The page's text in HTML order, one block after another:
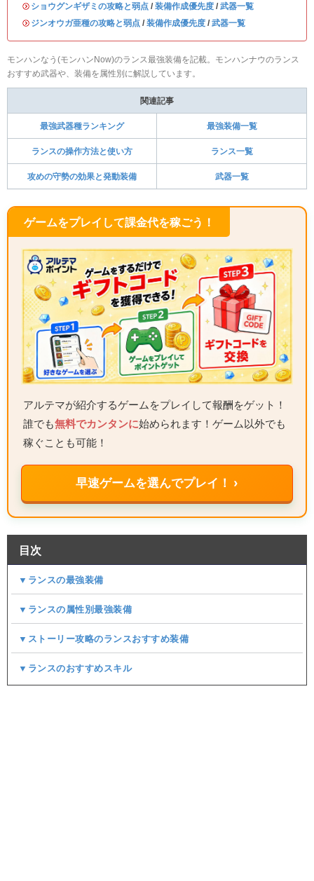
・ ショウグンギザミの攻略と弱点 / 装備作成優先度 / 武器一覧
・ ジンオウガ亜種の攻略と弱点 / 装備作成優先度 / 武器一覧
モンハンなう(モンハンNow)のランス最強装備を記載。モンハンナウのランス
おすすめ武器や、装備を属性別に解説しています。
関連記事
最強武器種ランキング 最強装備一覧
ランスの操作方法と使い方 ランス一覧
攻めの守勢の効果と発動装備 武器一覧
ゲームをプレイして課金代を稼ごう！
アルテマが紹介するゲームをプレイして報酬をゲット！
誰でも無料でカンタンに始められます！ゲーム以外でも
稼ぐことも可能！
早速ゲームを選んでプレイ！ ›
目次
▼ランスの最強装備
▼ランスの属性別最強装備
▼ストーリー攻略のランスおすすめ装備
▼ランスのおすすめスキル